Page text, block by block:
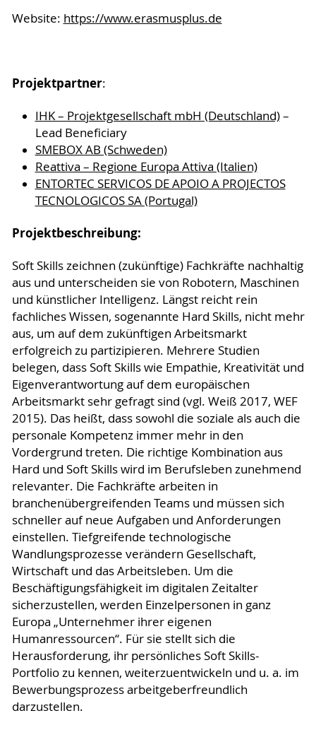
Website: https://www.erasmusplus.de
Projektpartner:
IHK – Projektgesellschaft mbH (Deutschland)–
Lead Beneficiary
SMEBOX AB (Schweden)
Reattiva – Regione Europa Attiva (Italien)
ENTORTEC SERVICOS DE APOIO A PROJECTOS
TECNOLOGICOS SA (Portugal)
Projektbeschreibung:
Soft Skills zeichnen (zukünftige) Fachkräfte nachhaltig
aus und unterscheiden sie von Robotern, Maschinen
und künstlicher Intelligenz. Längst reicht rein
fachliches Wissen, sogenannte Hard Skills, nicht mehr
aus, um auf dem zukünftigen Arbeitsmarkt
erfolgreich zu partizipieren. Mehrere Studien
belegen, dass Soft Skills wie Empathie, Kreativität und
Eigenverantwortung auf dem europäischen
Arbeitsmarkt sehr gefragt sind (vgl. Weiß 2017, WEF
2015). Das heißt, dass sowohl die soziale als auch die
personale Kompetenz immer mehr in den
Vordergrund treten. Die richtige Kombination aus
Hard und Soft Skills wird im Berufsleben zunehmend
relevanter. Die Fachkräfte arbeiten in
branchenübergreifenden Teams und müssen sich
schneller auf neue Aufgaben und Anforderungen
einstellen. Tiefgreifende technologische
Wandlungsprozesse verändern Gesellschaft,
Wirtschaft und das Arbeitsleben. Um die
Beschäftigungsfähigkeit im digitalen Zeitalter
sicherzustellen, werden Einzelpersonen in ganz
Europa „Unternehmer ihrer eigenen
Humanressourcen“. Für sie stellt sich die
Herausforderung, ihr persönliches Soft Skills-
Portfolio zu kennen, weiterzuentwickeln und u. a. im
Bewerbungsprozess arbeitgeberfreundlich
darzustellen.